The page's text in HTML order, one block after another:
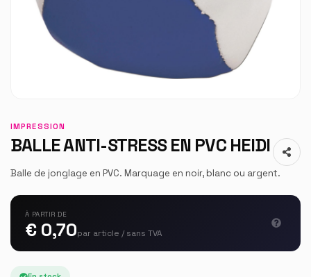
IMPRESSION
BALLE ANTI-STRESS EN PVC HEIDI
Balle de jonglage en PVC. Marquage en noir, blanc ou argent.
À PARTIR DE
€ 0,70par article / sans TVA